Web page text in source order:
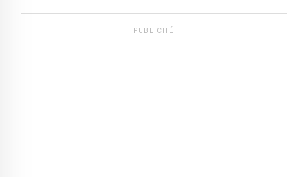
PUBLICITÉ